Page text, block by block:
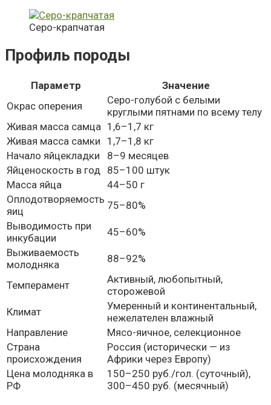
Серо-крапчатая
Профиль породы
Параметр
Значение
Окрас оперения
Серо-голубой с белыми
круглыми пятнами по всему телу
Живая масса самца 1,6–1,7 кг
Живая масса самки
1,7–1,8 кг
Начало яйцекладки
8–9 месяцев
Яйценоскость в год 85–100 штук
Масса яйца
44–50 г
Оплодотворяемость
яиц
75–80%
Выводимость при
инкубации
45–60%
Выживаемость
молодняка
88–92%
Темперамент
Активный, любопытный,
сторожевой
Климат
Умеренный и континентальный,
нежелателен влажный
Направление
Мясо-яичное, селекционное
Страна
происхождения
Россия (исторически — из
Африки через Европу)
Цена молодняка в
РФ
150–250 руб./гол. (суточный),
300–450 руб. (месячный)